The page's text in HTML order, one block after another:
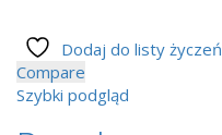
Dodaj do listy życzeń
Compare
Szybki podgląd